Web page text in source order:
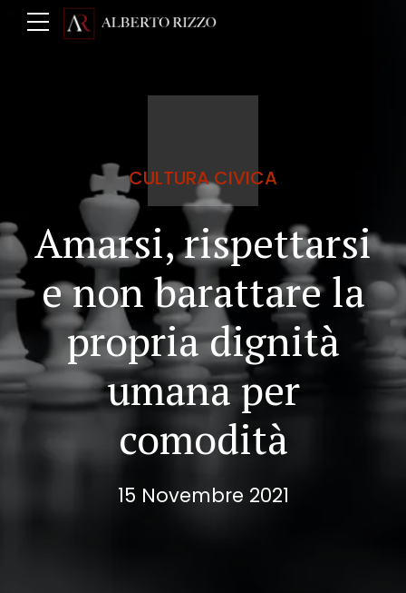
CULTURA CIVICA
Amarsi, rispettarsi
e non barattare la
propria dignità
umana per
comodità
15 Novembre 2021